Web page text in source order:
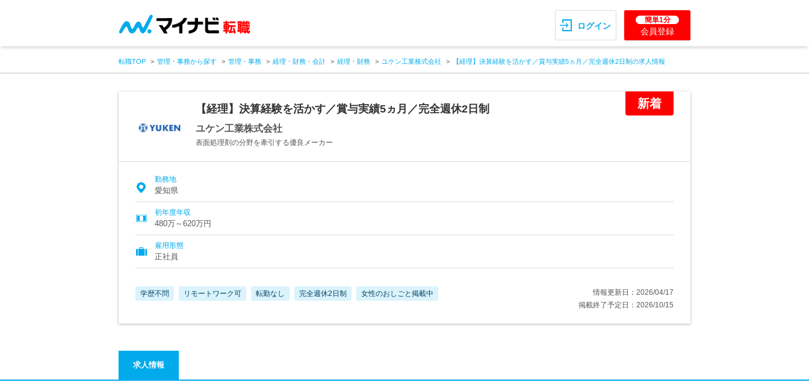
ログイン
簡単1分
会員登録
転職TOP 管理・事務から探す 管理・事務 経理・財務・会計 経理・財務 ユケン工業株式会社 【経理】決算経験を活かす／賞与実績5ヵ月／完全週休2日制の求人情報
新着
【経理】決算経験を活かす／賞与実績5ヵ月／完全週休2日制
ユケン工業株式会社
表面処理剤の分野を牽引する優良メーカー
勤務地
愛知県
初年度年収
480万～620万円
雇用形態
正社員
学歴不問 リモートワーク可 転勤なし 完全週休2日制 女性のおしごと掲載中
情報更新日：2026/04/17
掲載終了予定日：2026/10/15
求人情報